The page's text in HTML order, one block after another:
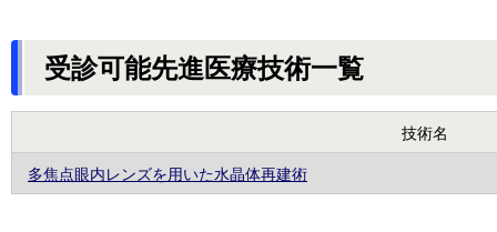
受診可能先進医療技術一覧
技術名
多焦点眼内レンズを用いた水晶体再建術